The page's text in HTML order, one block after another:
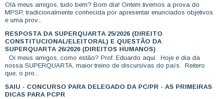
Olá meus amigos, tudo bem? Bom dia! Ontem tivemos a prova do
MPSP, tradicionalmente conhecida por apresentar enunciados objetivos
e uma prov...
RESPOSTA DA SUPERQUARTA 25/2026 (DIREITO
CONSTITUCIONAL/ELEITORAL) E QUESTÃO DA
SUPERQUARTA 26/2026 (DIREITOS HUMANOS)
Oi meus amigos, como estão? Prof. Eduardo aqui. Hoje é dia da
nossa SUPERQUARTA, maior treino de discursivas do país. Reitero
que, o pro...
SAIU - CONCURSO PARA DELEGADO DA PC/PR - AS PRIMEIRAS
DICAS PARA PCPR